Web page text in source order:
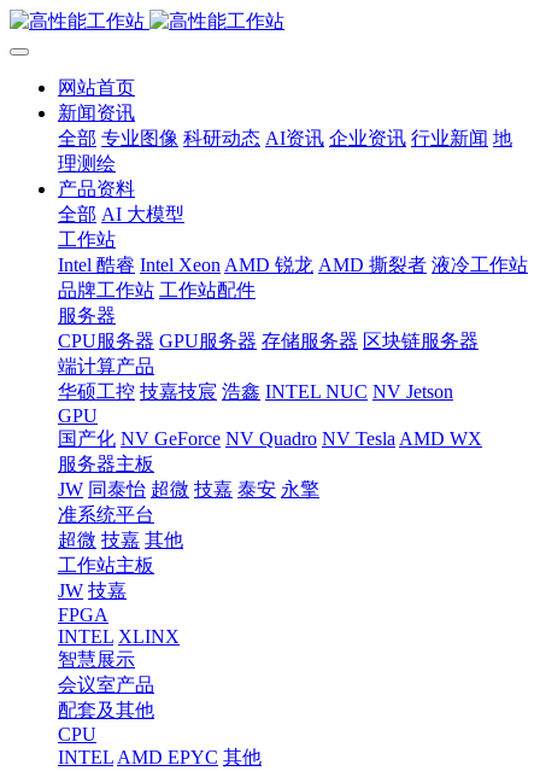
网站首页
新闻资讯
全部 专业图像 科研动态 AI资讯 企业资讯 行业新闻 地
理测绘
产品资料
全部 AI 大模型
工作站
Intel 酷睿 Intel Xeon AMD 锐龙 AMD 撕裂者 液冷工作站
品牌工作站 工作站配件
服务器
CPU服务器 GPU服务器 存储服务器 区块链服务器
端计算产品
华硕工控 技嘉技宸 浩鑫 INTEL NUC NV Jetson
GPU
国产化 NV GeForce NV Quadro NV Tesla AMD WX
服务器主板
JW 同泰怡 超微 技嘉 泰安 永擎
准系统平台
超微 技嘉 其他
工作站主板
JW 技嘉
FPGA
INTEL XLINX
智慧展示
会议室产品
配套及其他
CPU
INTEL AMD EPYC 其他